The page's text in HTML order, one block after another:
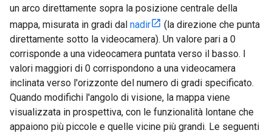
un arco direttamente sopra la posizione centrale della
mappa, misurata in gradi dal nadir
(la direzione che punta
direttamente sotto la videocamera). Un valore pari a 0
corrisponde a una videocamera puntata verso il basso. I
valori maggiori di 0 corrispondono a una videocamera
inclinata verso l'orizzonte del numero di gradi specificato.
Quando modifichi l'angolo di visione, la mappa viene
visualizzata in prospettiva, con le funzionalità lontane che
appaiono più piccole e quelle vicine più grandi. Le seguenti